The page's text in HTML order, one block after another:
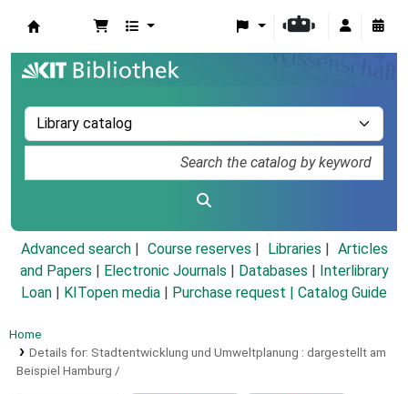
Advanced search Course reserves Libraries
Articles
and Papers
Electronic Journals Databases
Interlibrary
Loan
KITopen media Purchase request | Catalog Guide
Home
Details for: Stadtentwicklung und Umweltplanung : dargestellt am
Beispiel Hamburg /